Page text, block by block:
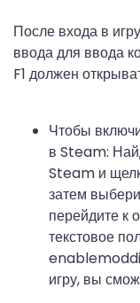
После входа в
ввода для ввода
F1 должен
Чтобы
в Steam:
Steam и
затем
перейдите к
текстовое
игру, вы